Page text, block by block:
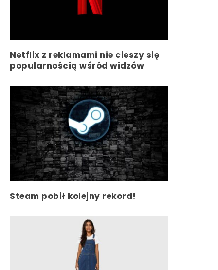
Netflix z reklamami nie cieszy się
popularnością wśród widzów
Steam pobił kolejny rekord!